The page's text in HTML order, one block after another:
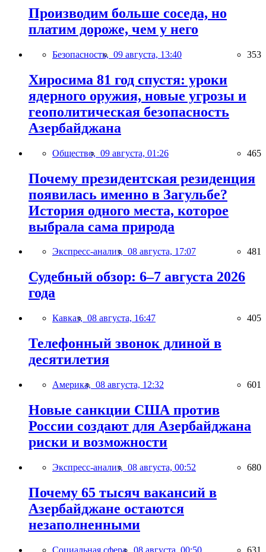
Производим больше соседа, но
платим дороже, чем у него
Безопасность, 09 августа, 13:40 353
Хиросима 81 год спустя: уроки
ядерного оружия, новые угрозы и
геополитическая безопасность
Азербайджана
Общество, 09 августа, 01:26 465
Почему президентская резиденция
появилась именно в Загульбе?
История одного места, которое
выбрала сама природа
Экспресс-анализ, 08 августа, 17:07 481
Судебный обзор: 6–7 августа 2026
года
Кавказ, 08 августа, 16:47 405
Телефонный звонок длиной в
десятилетия
Америка, 08 августа, 12:32 601
Новые санкции США против
России создают для Азербайджана
риски и возможности
Экспресс-анализ, 08 августа, 00:52 680
Почему 65 тысяч вакансий в
Азербайджане остаются
незаполненными
Социальная сфера, 08 августа, 00:50 631